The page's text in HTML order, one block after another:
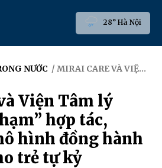
28° Hà Nội
NƯỚC / MIRAI CARE VÀ VIỆN TÂM LÝ GIÁO DỤC “CHẠM” HỢP TÁC, HƯỚNG TỚI MÔ HÌNH ĐỒNG HÀNH ĐA NGÀNH CHO TRẺ TỰ KỶ
Viện Tâm lý
hợp tác,
hình đồng hành
trẻ tự kỷ